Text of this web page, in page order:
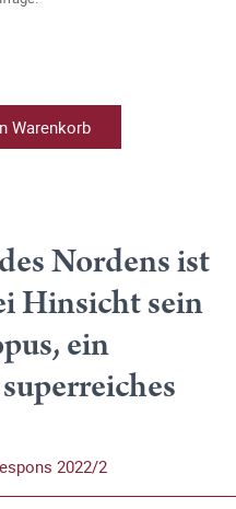
Warenkorb
Nordens ist
Hinsicht sein
ein
2022/2